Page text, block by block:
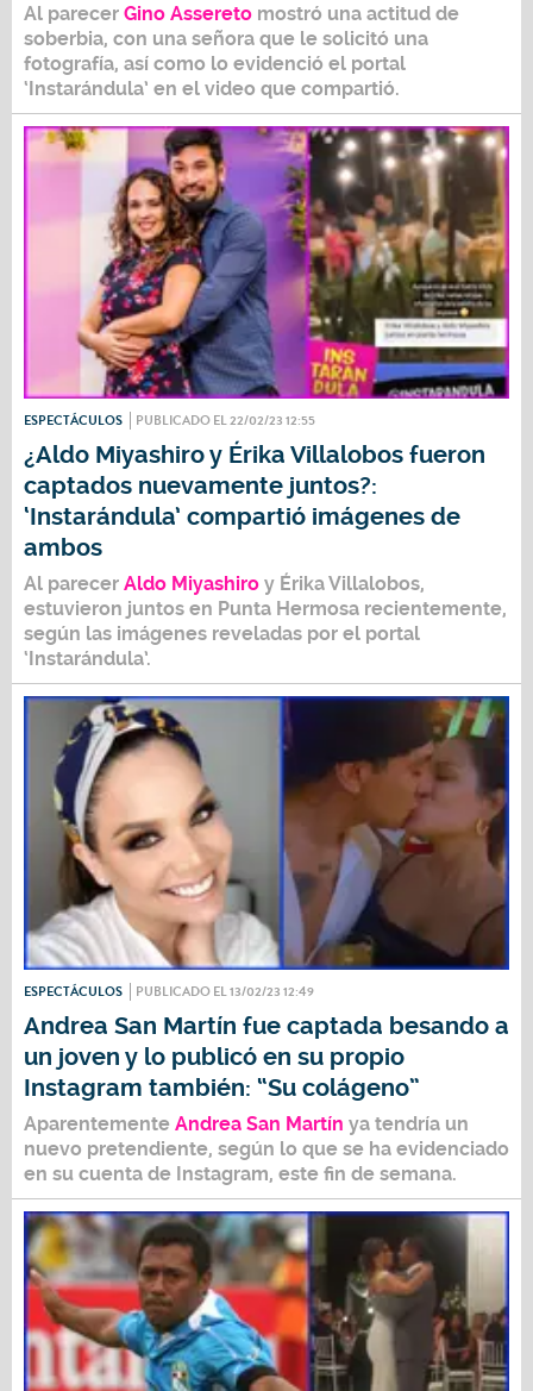
Al parecer Gino Assereto mostró una actitud de
soberbia, con una señora que le solicitó una
fotografía, así como lo evidenció el portal
‘Instarándula’ en el video que compartió.
ESPECTÁCULOS PUBLICADO EL 22/02/23 12:55
¿Aldo Miyashiro y Érika Villalobos fueron
captados nuevamente juntos?:
‘Instarándula’ compartió imágenes de
ambos
Al parecer Aldo Miyashiro y Érika Villalobos,
estuvieron juntos en Punta Hermosa recientemente,
según las imágenes reveladas por el portal
‘Instarándula’.
ESPECTÁCULOS PUBLICADO EL 13/02/23 12:49
Andrea San Martín fue captada besando a
un joven y lo publicó en su propio
Instagram también: “Su colágeno”
Aparentemente Andrea San Martín ya tendría un
nuevo pretendiente, según lo que se ha evidenciado
en su cuenta de Instagram, este fin de semana.